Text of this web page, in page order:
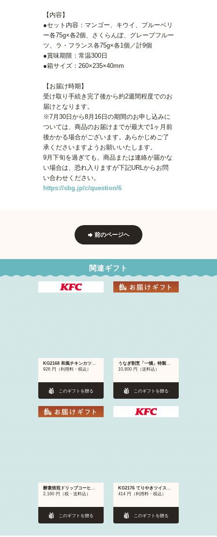
【内容】
●セット内容：マンゴー、キウイ、ブルーベリ
ー各75g×各2個、さくらんぼ、グレープフルー
ツ、ラ・フランス各75g×各1個／計9個
●賞味期限：常温300日
●箱サイズ：260×235×40mm
【お届け時期】
受け取り手続き完了後から約2週間程度でのお
届けとなります。
※7月30日から8月16日の期間のお申し込みに
ついては、商品のお届けまでが最大で1ヶ月前
後かかる場合がございます。あらかじめご了
承くださいますようお願いいたします。
9月下旬を過ぎても、商品または連絡が届かな
い場合は、恐れ入りますが下記URLからお問
い合わせください。
https://sbg.jp/c/question/6
前のページヘ
関連ギフト
KG2168 和風チキンカツバーガーセット
926 円（利用料・税込）
このギフトを贈る
うなぎ割烹「一愼」特製蒲焼（6袋）
10,800 円（送料込）
このギフトを贈る
酵素焙煎ドリップコーヒーセット 2種計16袋
2,160 円（税・送料込）
このギフトを贈る
KG2176 てりやきツイスター
414 円（利用料・税込）
このギフトを贈る